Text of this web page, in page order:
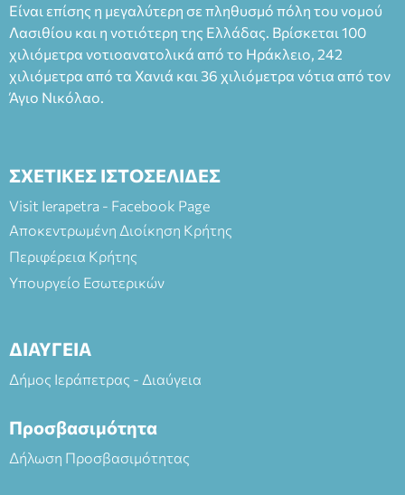
Είναι επίσης η μεγαλύτερη σε πληθυσμό πόλη του νομού
Λασιθίου και η νοτιότερη της Ελλάδας. Βρίσκεται 100
χιλιόμετρα νοτιοανατολικά από το Ηράκλειο, 242
χιλιόμετρα από τα Χανιά και 36 χιλιόμετρα νότια από τον
Άγιο Νικόλαο.
ΣΧΕΤΙΚΕΣ ΙΣΤΟΣΕΛΙΔΕΣ
Visit Ierapetra - Facebook Page
Αποκεντρωμένη Διοίκηση Κρήτης
Περιφέρεια Κρήτης
Υπουργείο Εσωτερικών
ΔΙΑΥΓΕΙΑ
Δήμος Ιεράπετρας - Διαύγεια
Προσβασιμότητα
Δήλωση Προσβασιμότητας